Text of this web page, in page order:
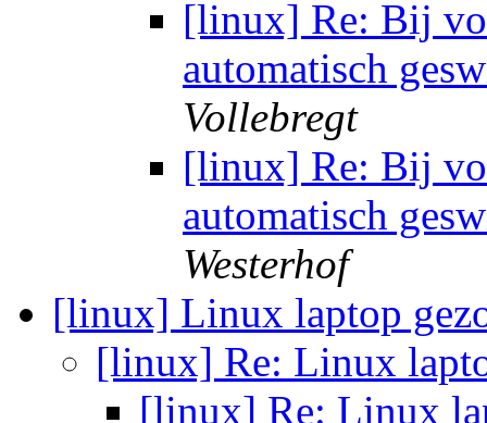
[linux] Re: Bij
automatisch
Vollebregt
[linux] Re: Bij
automatisch
Westerhof
[linux] Linux laptop
[linux] Re: Linux
[linux] Re: Linux